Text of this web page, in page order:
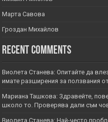
Марта Савова
Гроздан Михайлов
Recent Comments
Виолета Станева: Опитайте да
имате разширения за ползвания
Мариана Ташкова: Здравейте,
школо то. Проверява дали съм
Виолета Станева: Най-често